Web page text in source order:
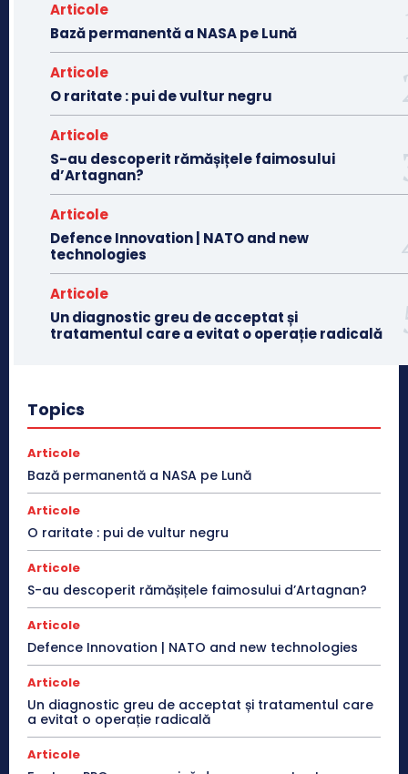
Articole
Bază permanentă a NASA pe Lună
Articole
O raritate : pui de vultur negru
Articole
S-au descoperit rămășițele faimosului
d’Artagnan?
Articole
Defence Innovation | NATO and new
technologies
Articole
Un diagnostic greu de acceptat și
tratamentul care a evitat o operație radicală
Topics
Articole
Bază permanentă a NASA pe Lună
Articole
O raritate : pui de vultur negru
Articole
S-au descoperit rămășițele faimosului d’Artagnan?
Articole
Defence Innovation | NATO and new technologies
Articole
Un diagnostic greu de acceptat și tratamentul care
a evitat o operație radicală
Articole